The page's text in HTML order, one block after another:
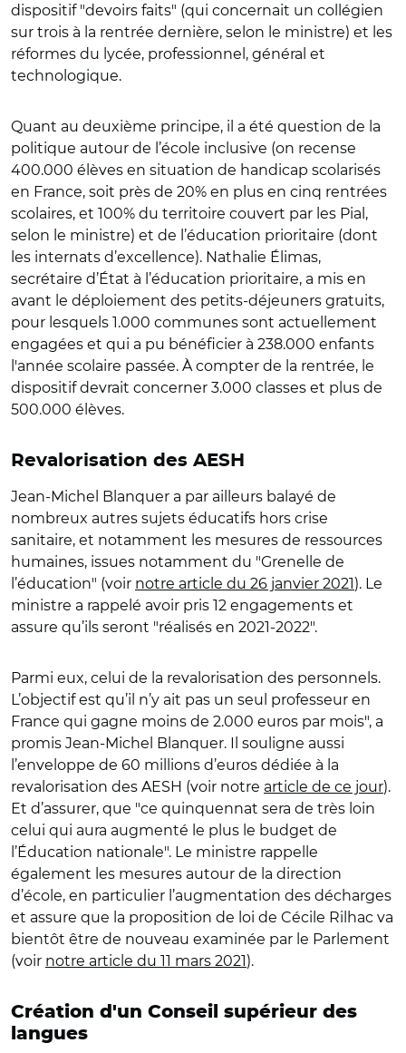
dispositif "devoirs faits" (qui concernait un collégien
sur trois à la rentrée dernière, selon le ministre) et les
réformes du lycée, professionnel, général et
technologique.
Quant au deuxième principe, il a été question de la
politique autour de l’école inclusive (on recense
400.000 élèves en situation de handicap scolarisés
en France, soit près de 20% en plus en cinq rentrées
scolaires, et 100% du territoire couvert par les Pial,
selon le ministre) et de l’éducation prioritaire (dont
les internats d’excellence). Nathalie Élimas,
secrétaire d’État à l’éducation prioritaire, a mis en
avant le déploiement des petits-déjeuners gratuits,
pour lesquels 1.000 communes sont actuellement
engagées et qui a pu bénéficier à 238.000 enfants
l'année scolaire passée. À compter de la rentrée, le
dispositif devrait concerner 3.000 classes et plus de
500.000 élèves.
Revalorisation des AESH
Jean-Michel Blanquer a par ailleurs balayé de
nombreux autres sujets éducatifs hors crise
sanitaire, et notamment les mesures de ressources
humaines, issues notamment du "Grenelle de
l’éducation" (voir notre article du 26 janvier 2021). Le
ministre a rappelé avoir pris 12 engagements et
assure qu’ils seront "réalisés en 2021-2022".
Parmi eux, celui de la revalorisation des personnels.
L’objectif est qu’il n’y ait pas un seul professeur en
France qui gagne moins de 2.000 euros par mois", a
promis Jean-Michel Blanquer. Il souligne aussi
l’enveloppe de 60 millions d’euros dédiée à la
revalorisation des AESH (voir notre article de ce jour).
Et d’assurer, que "ce quinquennat sera de très loin
celui qui aura augmenté le plus le budget de
l’Éducation nationale". Le ministre rappelle
également les mesures autour de la direction
d’école, en particulier l’augmentation des décharges
et assure que la proposition de loi de Cécile Rilhac va
bientôt être de nouveau examinée par le Parlement
(voir notre article du 11 mars 2021).
Création d'un Conseil supérieur des
langues